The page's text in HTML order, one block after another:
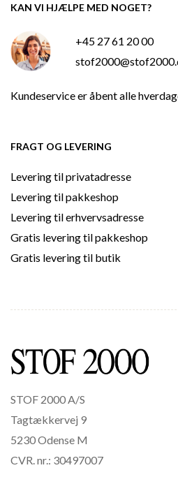
KAN VI HJÆLPE MED NOGET?
+45 27 61 20 00
Kundeservice er åbent alle
FRAGT OG LEVERING
Levering til privatadresse
Levering til pakkeshop
Levering til erhvervsadresse
Gratis levering til pakkeshop
Gratis levering til butik
STOF 2000 A/S
Tagtækkervej 9
5230 Odense M
CVR. nr.: 30497007